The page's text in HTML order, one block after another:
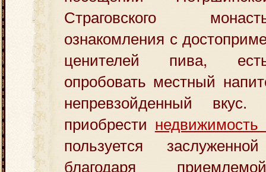
Страговского
ознакомления с
ценителей пива,
опробовать местный
непревзойденный
приобрести
пользуется
благодаря